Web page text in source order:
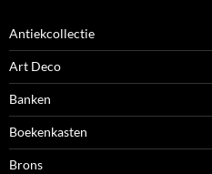
Antiekcollectie
Art Deco
Banken
Boekenkasten
Brons